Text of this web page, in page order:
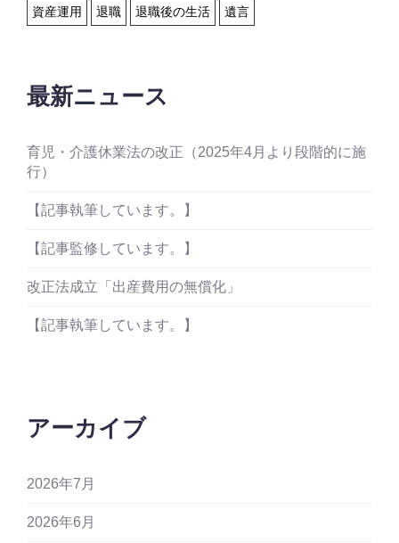
資産運用 退職 退職後の生活 遺言
最新ニュース
育児・介護休業法の改正（2025年4月より段階的に施
行）
【記事執筆しています。】
【記事監修しています。】
改正法成立「出産費用の無償化」
【記事執筆しています。】
アーカイブ
2026年7月
2026年6月